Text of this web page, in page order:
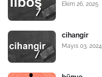
Ekim 26, 2025
cihangir
Mayıs 03, 2024